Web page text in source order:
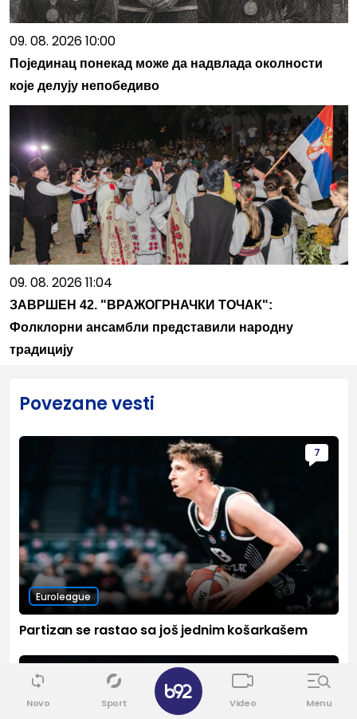
09. 08. 2026 10:00
Појединац понекад може да надвлада околности
које делују непобедиво
09. 08. 2026 11:04
ЗАВРШЕН 42. "ВРАЖОГРНАЧКИ ТОЧАК":
Фолклорни ансамбли представили народну
традицију
Povezane vesti
7
Euroleague
Partizan se rastao sa još jednim košarkašem
0
Novo Sport Video Menu
✕